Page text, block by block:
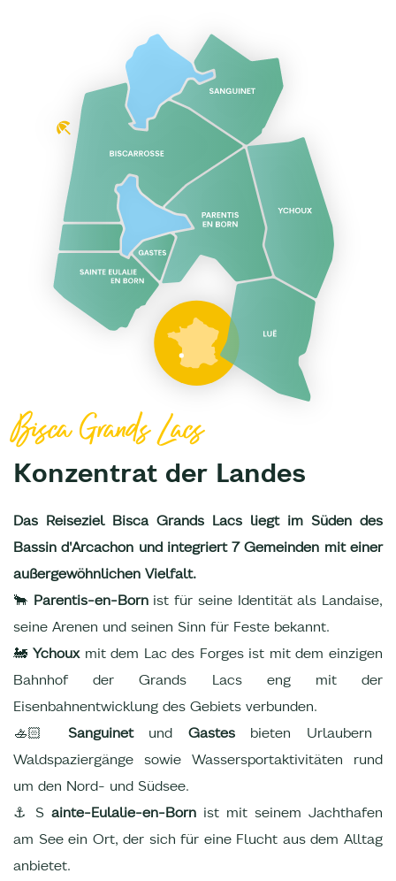
Bisca Grands Lacs
Konzentrat der Landes
Das Reiseziel Bisca Grands Lacs liegt im Süden des
Bassin d'Arcachon und integriert 7 Gemeinden mit einer
außergewöhnlichen Vielfalt.
🐂 Parentis-en-Bornist für seine Identität als Landaise,
seine Arenen und seinen Sinn für Feste bekannt.
🚂Ychouxmit dem Lac des Forges ist mit dem einzigen
Bahnhof der Grands Lacs eng mit der
Eisenbahnentwicklung des Gebiets verbunden.
🚣🏻 Sanguinetund Gastesbieten Urlaubern
Waldspaziergänge sowie Wassersportaktivitäten rund
um den Nord- und Südsee.
⚓ S ainte-Eulalie-en-Born ist mit seinem Jachthafen
am See ein Ort, der sich für eine Flucht aus dem Alltag
anbietet.